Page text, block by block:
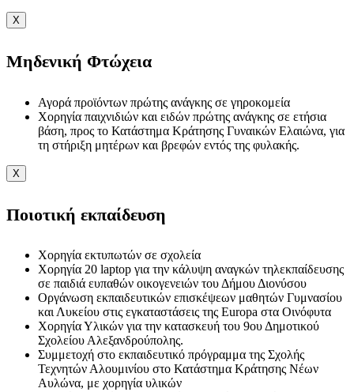
X
Μηδενική Φτώχεια
Αγορά προϊόντων πρώτης ανάγκης σε γηροκομεία
Χορηγία παιχνιδιών και ειδών πρώτης ανάγκης σε ετήσια
βάση, προς το Κατάστημα Κράτησης Γυναικών Ελαιώνα, για
τη στήριξη μητέρων και βρεφών εντός της φυλακής.
X
Ποιοτική εκπαίδευση
Χορηγία εκτυπωτών σε σχολεία
Χορηγία 20 laptop για την κάλυψη αναγκών τηλεκπαίδευσης
σε παιδιά ευπαθών οικογενειών του Δήμου Διονύσου
Οργάνωση εκπαιδευτικών επισκέψεων μαθητών Γυμνασίου
και Λυκείου στις εγκαταστάσεις της Europa στα Οινόφυτα
Χορηγία Υλικών για την κατασκευή του 9ου Δημοτικού
Σχολείου Αλεξανδρούπολης.
Συμμετοχή στο εκπαιδευτικό πρόγραμμα της Σχολής
Τεχνητών Αλουμινίου στο Κατάστημα Κράτησης Νέων
Αυλώνα, με χορηγία υλικών